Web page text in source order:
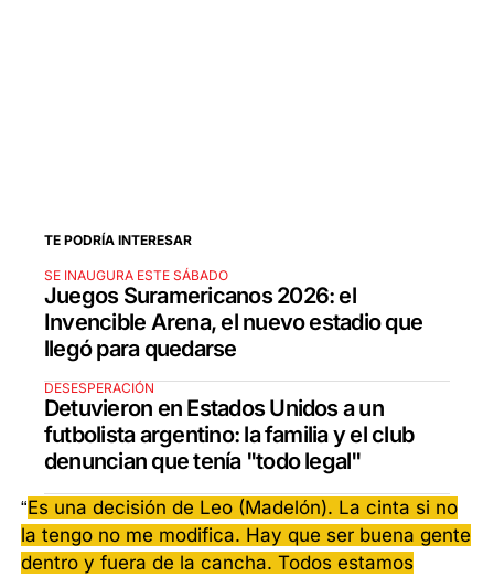
TE PODRÍA INTERESAR
SE INAUGURA ESTE SÁBADO
Juegos Suramericanos 2026: el
Invencible Arena, el nuevo estadio que
llegó para quedarse
DESESPERACIÓN
Detuvieron en Estados Unidos a un
futbolista argentino: la familia y el club
denuncian que tenía "todo legal"
“Es una decisión de Leo (Madelón). La cinta si no
la tengo no me modifica. Hay que ser buena gente
dentro y fuera de la cancha. Todos estamos